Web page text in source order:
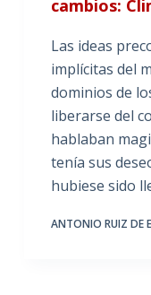
cambios:
Las ideas
implícitas del
dominios de
liberarse del
hablaban
tenía sus
hubiese sido
ANTONIO RUIZ DE